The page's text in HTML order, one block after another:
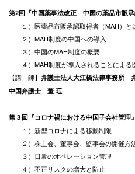
第2回『中国薬事法改正 中国の薬品市販承
１）医薬品市販承認取得者（MAH）と
２）MAH制度の中国への導入
３）中国のMAH制度の概要
４）MAH制度が導入されることによる
【講 師】 弁護士法人大江橋法律事務所
中国弁護士 董 珏
第３回『コロナ禍における中国子会社管理』
１）新型コロナによる移動制限
２）株主会、董事会、監事会の開催方
３）日常のオペレーション管理
４）不正リスクの増大と防止